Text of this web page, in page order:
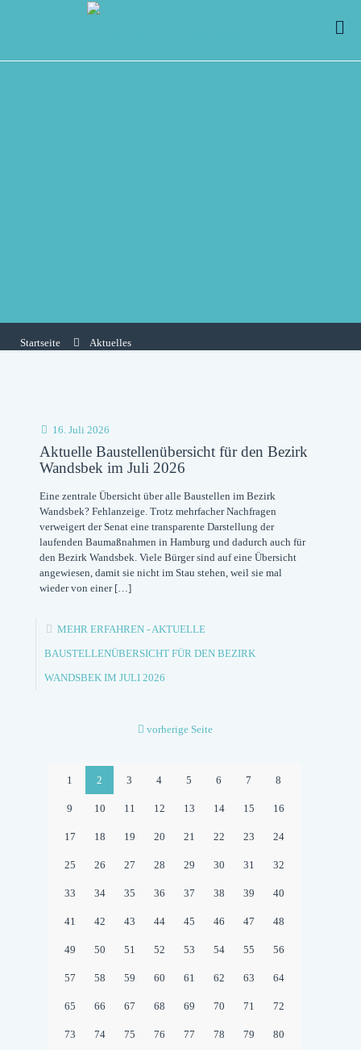
Startseite Aktuelles
16. Juli 2026
Aktuelle Baustellenübersicht für den Bezirk
Wandsbek im Juli 2026
Eine zentrale Übersicht über alle Baustellen im Bezirk
Wandsbek? Fehlanzeige. Trotz mehrfacher Nachfragen
verweigert der Senat eine transparente Darstellung der
laufenden Baumaßnahmen in Hamburg und dadurch auch für
den Bezirk Wandsbek. Viele Bürger sind auf eine Übersicht
angewiesen, damit sie nicht im Stau stehen, weil sie mal
wieder von einer[…]
MEHR ERFAHREN- AKTUELLE
BAUSTELLENÜBERSICHT FÜR DEN BEZIRK
WANDSBEK IM JULI 2026
vorherige Seite
1 2 3 4 5 6 7 8
9 10 11 12 13 14 15 16
17 18 19 20 21 22 23 24
25 26 27 28 29 30 31 32
33 34 35 36 37 38 39 40
41 42 43 44 45 46 47 48
49 50 51 52 53 54 55 56
57 58 59 60 61 62 63 64
65 66 67 68 69 70 71 72
73 74 75 76 77 78 79 80